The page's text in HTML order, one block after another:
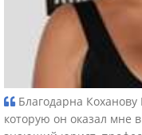
Благодарна
которую он оказал мне